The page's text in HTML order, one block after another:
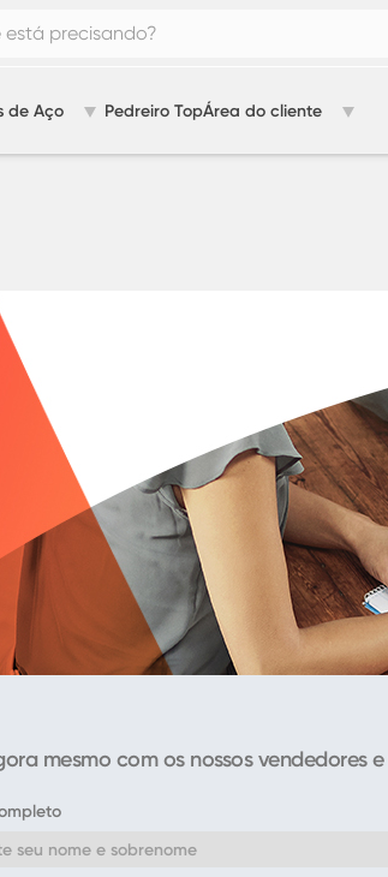
de Aço Pedreiro TopÁrea do cliente
mesmo com os nossos vendedores e